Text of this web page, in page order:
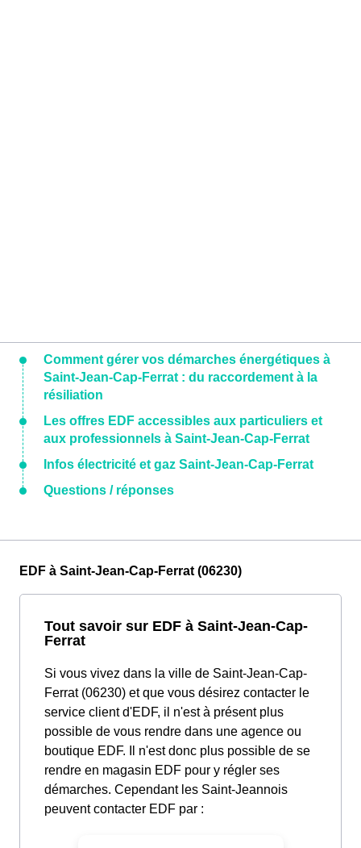
Comment gérer vos démarches énergétiques à
Saint-Jean-Cap-Ferrat : du raccordement à la
résiliation
Les offres EDF accessibles aux particuliers et
aux professionnels à Saint-Jean-Cap-Ferrat
Infos électricité et gaz Saint-Jean-Cap-Ferrat
Questions / réponses
EDF à Saint-Jean-Cap-Ferrat (06230)
Tout savoir sur EDF à Saint-Jean-Cap-
Ferrat
Si vous vivez dans la ville de Saint-Jean-Cap-
Ferrat (06230) et que vous désirez contacter le
service client d'EDF, il n'est à présent plus
possible de vous rendre dans une agence ou
boutique EDF. Il n'est donc plus possible de se
rendre en magasin EDF pour y régler ses
démarches. Cependant les Saint-Jeannois
peuvent contacter EDF par :